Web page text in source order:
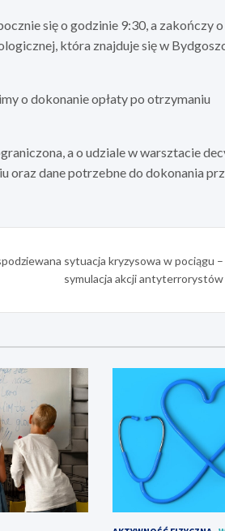
się o godzinie 9:30, a zakończy
która znajduje się w
o dokonanie opłaty po otrzymaniu
a o udziale w warsztacie
oraz dane potrzebne do dokonania
sytuacja kryzysowa w pociągu –
symulacja akcji antyterrorystów